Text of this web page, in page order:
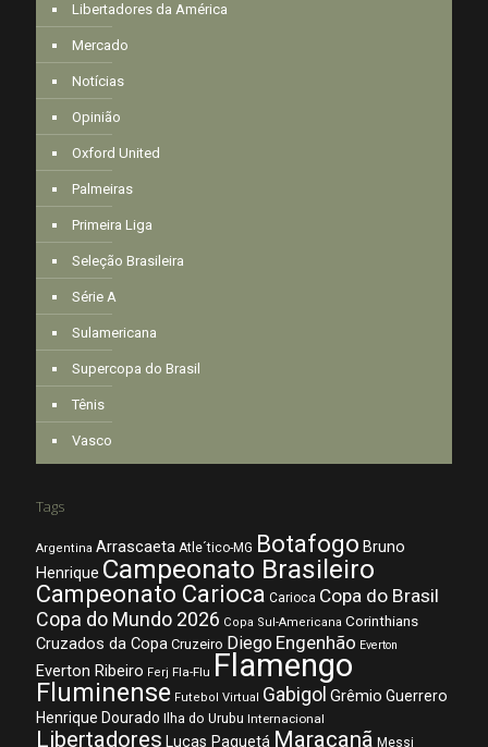
Libertadores da América
Mercado
Notícias
Opinião
Oxford United
Palmeiras
Primeira Liga
Seleção Brasileira
Série A
Sulamericana
Supercopa do Brasil
Tênis
Vasco
Tags
Argentina Arrascaeta Atle´tico-MG Botafogo Bruno
Henrique Campeonato Brasileiro
Campeonato Carioca Carioca Copa do Brasil
Copa do Mundo 2026 Copa Sul-Americana Corinthians
Cruzados da Copa Cruzeiro Diego Engenhão Everton
Everton Ribeiro Ferj Fla-Flu Flamengo
Fluminense Futebol Virtual Gabigol Grêmio Guerrero
Henrique Dourado Ilha do Urubu Internacional
Libertadores Lucas Paquetá Maracanã Messi